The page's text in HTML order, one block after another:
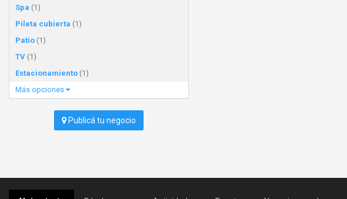
Spa (1)
Pileta cubierta (1)
Patio (1)
TV (1)
Estacionamiento (1)
Más opciones
Publicá tu negocio